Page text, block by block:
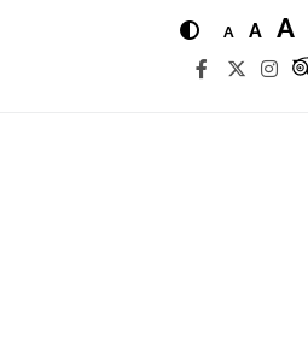
A A A